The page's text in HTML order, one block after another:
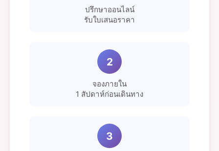
ปรึกษาออนไลน์
รับใบเสนอราคา
2
จองภายใน
1 สัปดาห์ก่อนเดินทาง
3